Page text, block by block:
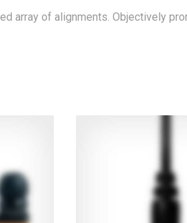
array of alignments. Objectively